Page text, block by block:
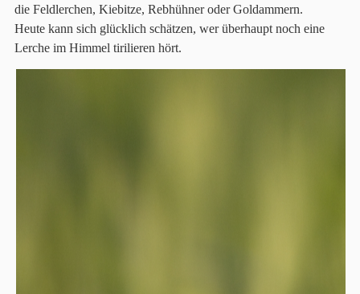
die Feldlerchen, Kiebitze, Rebhühner oder Goldammern.
Heute kann sich glücklich schätzen, wer überhaupt noch eine
Lerche im Himmel tirilieren hört.